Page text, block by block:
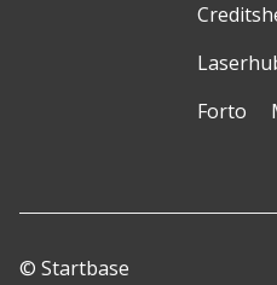
Forto
© Startbase